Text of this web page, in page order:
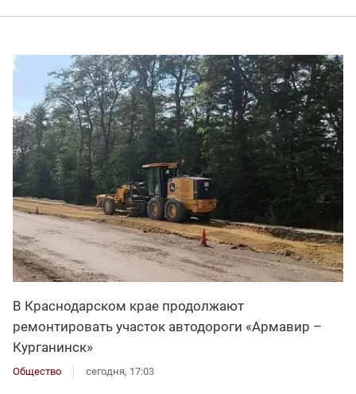
В Краснодарском крае продолжают
ремонтировать участок автодороги «Армавир –
Курганинск»
Общество сегодня, 17:03